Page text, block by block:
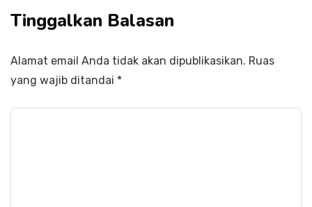
Tinggalkan Balasan
Alamat email Anda tidak akan dipublikasikan. Ruas
yang wajib ditandai *